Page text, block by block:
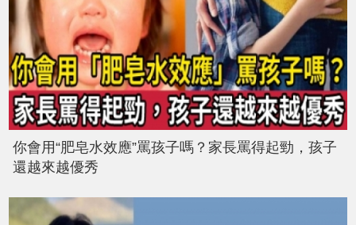
你會用“肥皂水效應”罵孩子嗎？家長罵得起勁，孩子
還越來越優秀